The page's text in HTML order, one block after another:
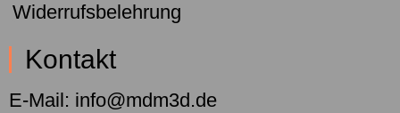
Widerrufsbelehrung
Kontakt
E-Mail: info@mdm3d.de